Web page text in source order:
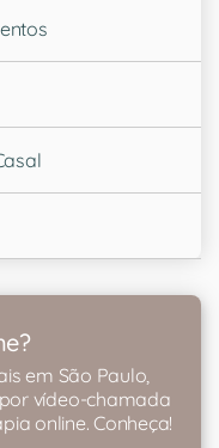
em São Paulo,
vídeo-chamada
online. Conheça!